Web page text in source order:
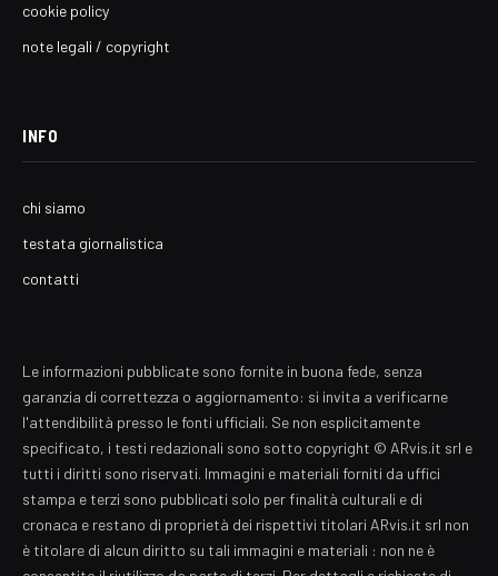
cookie policy
note legali / copyright
INFO
chi siamo
testata giornalistica
contatti
Le informazioni pubblicate sono fornite in buona fede, senza
garanzia di correttezza o aggiornamento: si invita a verificarne
l'attendibilità presso le fonti ufficiali. Se non esplicitamente
specificato, i testi redazionali sono sotto copyright © ARvis.it srl e
tutti i diritti sono riservati. Immagini e materiali forniti da uffici
stampa e terzi sono pubblicati solo per finalità culturali e di
cronaca e restano di proprietà dei rispettivi titolari ARvis.it srl non
è titolare di alcun diritto su tali immagini e materiali : non ne è